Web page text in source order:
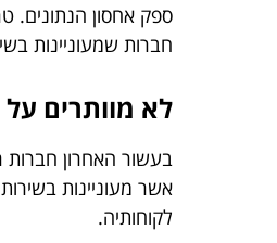
ספק אחסון הנתונים.
חברות שמעוניינות
לא מוותרים
בעשור האחרון חברות
אשר מעוניינות
לקוחותיה.